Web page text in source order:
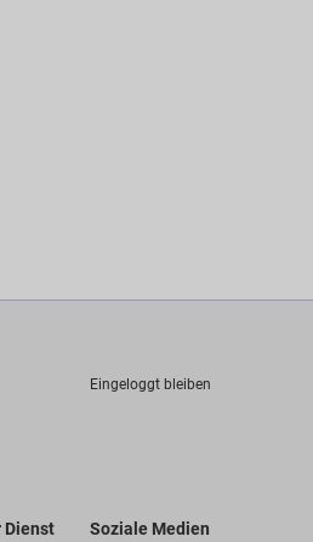
Eingeloggt bleiben
Dienst Soziale Medien